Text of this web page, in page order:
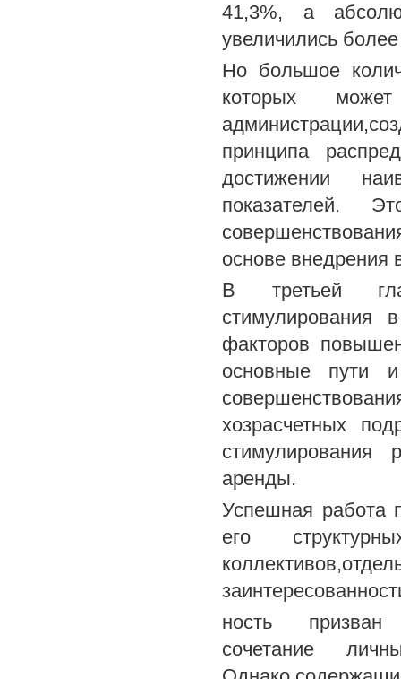
41,3%, а
увеличились
Но большое
которых
принципа
достижении
показателей.
основе внедрения
В третьей
стимулирования
факторов
основные пути и
хозрасчетных
аренды.
Успешная работа
его
ность призван
сочетание